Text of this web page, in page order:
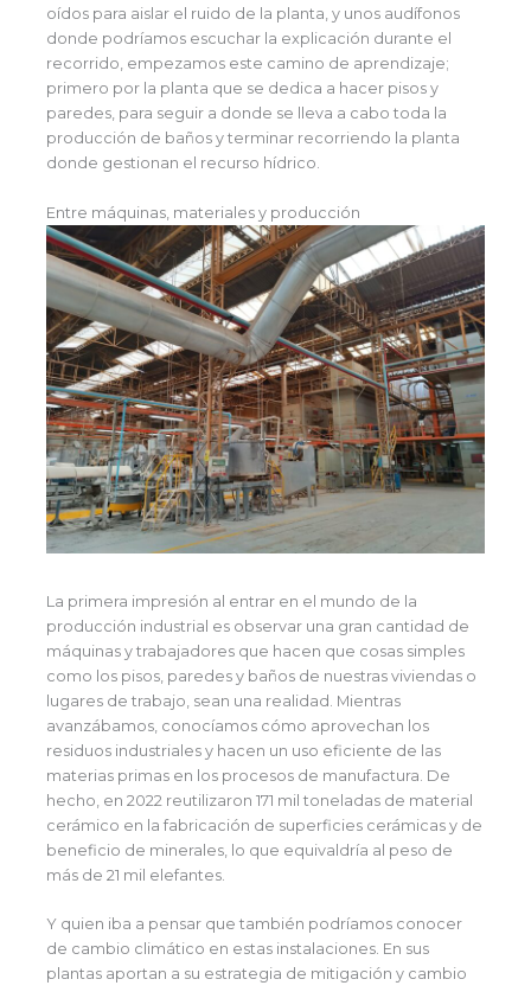
oídos para aislar el ruido de la planta, y unos audífonos
donde podríamos escuchar la explicación durante el
recorrido, empezamos este camino de aprendizaje;
primero por la planta que se dedica a hacer pisos y
paredes, para seguir a donde se lleva a cabo toda la
producción de baños y terminar recorriendo la planta
donde gestionan el recurso hídrico.
Entre máquinas, materiales y producción
La primera impresión al entrar en el mundo de la
producción industrial es observar una gran cantidad de
máquinas y trabajadores que hacen que cosas simples
como los pisos, paredes y baños de nuestras viviendas o
lugares de trabajo, sean una realidad. Mientras
avanzábamos, conocíamos cómo aprovechan los
residuos industriales y hacen un uso eficiente de las
materias primas en los procesos de manufactura. De
hecho, en 2022 reutilizaron 171 mil toneladas de material
cerámico en la fabricación de superficies cerámicas y de
beneficio de minerales, lo que equivaldría al peso de
más de 21 mil elefantes.
Y quien iba a pensar que también podríamos conocer
de cambio climático en estas instalaciones. En sus
plantas aportan a su estrategia de mitigación y cambio